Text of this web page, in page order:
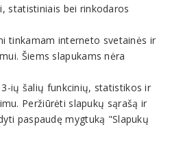
2,0 % (2025 m.)
statistiniais bei rinkodaros
tinkamam interneto svetainės ir
Šiems slapukams nėra
ių šalių funkcinių, statistikos ir
Peržiūrėti slapukų sąrašą ir
paspaudę mygtuką "Slapukų